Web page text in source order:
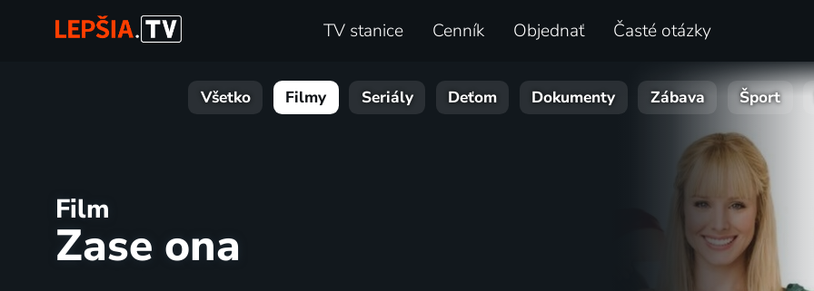
TV stanice Cenník Objednať Časté otázky
Všetko Filmy Seriály Deťom Dokumenty Zábava Šport
Film
Zase ona